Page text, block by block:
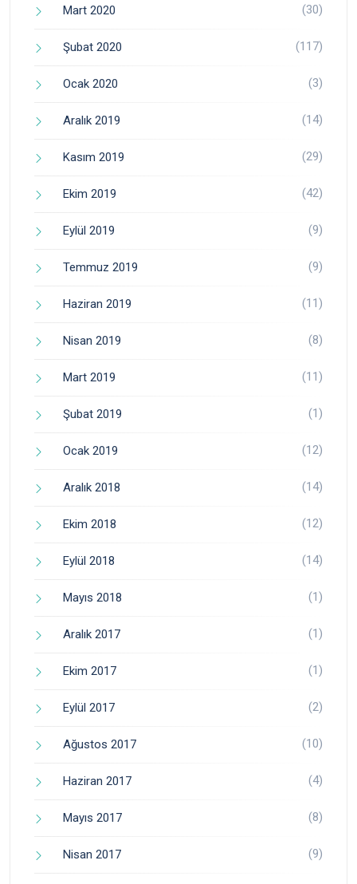
Mart 2020 (30)
Şubat 2020 (117)
Ocak 2020 (3)
Aralık 2019 (14)
Kasım 2019 (29)
Ekim 2019 (42)
Eylül 2019 (9)
Temmuz 2019 (9)
Haziran 2019 (11)
Nisan 2019 (8)
Mart 2019 (11)
Şubat 2019 (1)
Ocak 2019 (12)
Aralık 2018 (14)
Ekim 2018 (12)
Eylül 2018 (14)
Mayıs 2018 (1)
Aralık 2017 (1)
Ekim 2017 (1)
Eylül 2017 (2)
Ağustos 2017 (10)
Haziran 2017 (4)
Mayıs 2017 (8)
Nisan 2017 (9)